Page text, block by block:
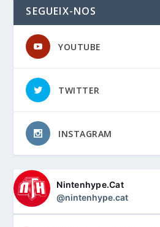
SEGUEIX-NOS
YOUTUBE
TWITTER
INSTAGRAM
Nintenhype.Cat
@nintenhype.cat